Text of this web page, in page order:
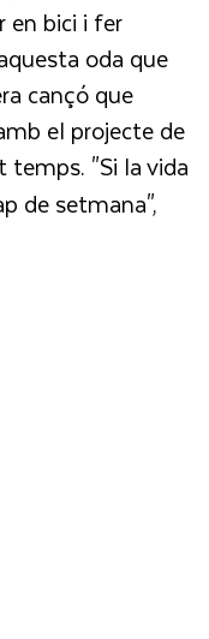
en bici i fer
oda que
cançó que
el projecte de
temps. "Si la vida
de setmana",